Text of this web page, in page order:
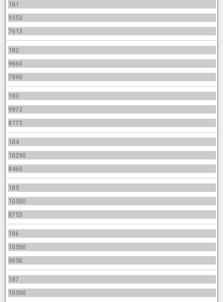
181
9353
7613
182
9660
7890
183
9973
8173
184
10290
8460
185
10500
8753
186
10500
9050
187
10500